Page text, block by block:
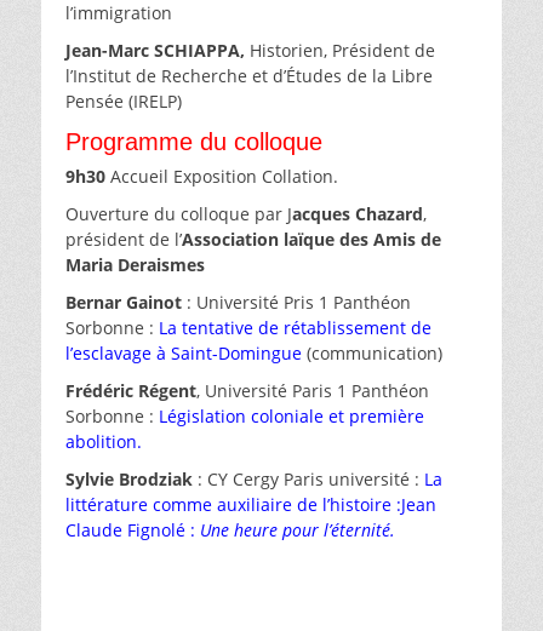
l’immigration
Jean-Marc SCHIAPPA, Historien, Président de
l’Institut de Recherche et d’Études de la Libre
Pensée (IRELP)
Programme du colloque
9h30 Accueil Exposition Collation.
Ouverture du colloque par Jacques Chazard,
président de l’Association laïque des Amis de
Maria Deraismes
Bernar Gainot : Université Pris 1 Panthéon
Sorbonne : La tentative de rétablissement de
l’esclavage à Saint-Domingue (communication)
Frédéric Régent, Université Paris 1 Panthéon
Sorbonne : Législation coloniale et première
abolition.
Sylvie Brodziak : CY Cergy Paris université : La
littérature comme auxiliaire de l’histoire :Jean
Claude Fignolé : Une heure pour l’éternité.